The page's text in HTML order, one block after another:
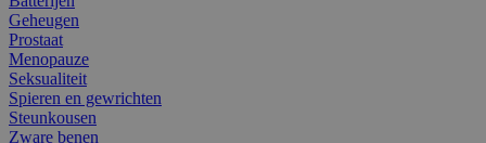
Geheugen
Prostaat
Menopauze
Seksualiteit
Spieren en gewrichten
Steunkousen
Zware benen